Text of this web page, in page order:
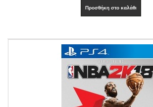
Προσθήκη στο καλάθι